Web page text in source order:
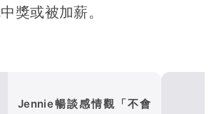
獎或被加薪。
Jennie暢談感情觀「不會